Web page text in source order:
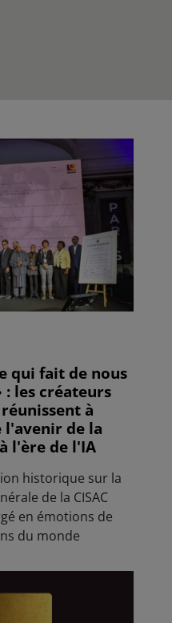
qui fait de nous
: les créateurs
à
l'avenir de la
l'ère de l'IA
historique sur la
de la CISAC
en émotions de
du monde